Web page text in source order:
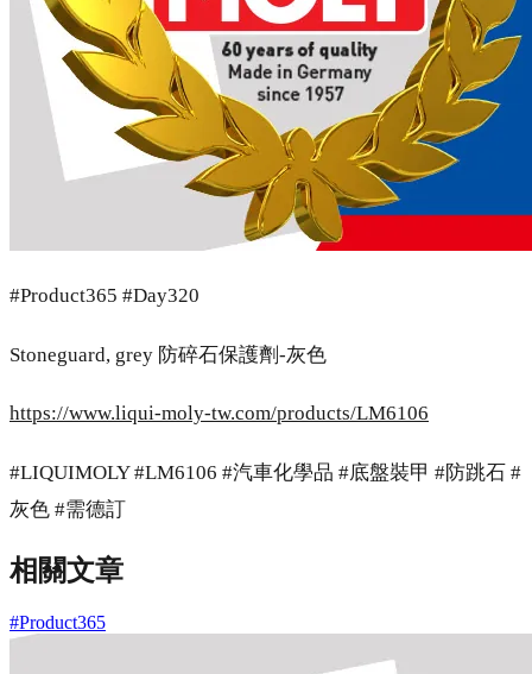
#Product365 #Day320
Stoneguard, grey 防碎石保護劑-灰色
https://www.liqui-moly-tw.com/products/LM6106
#LIQUIMOLY #LM6106 #汽車化學品 #底盤裝甲 #防跳石 #
灰色 #需德訂
相關文章
#Product365